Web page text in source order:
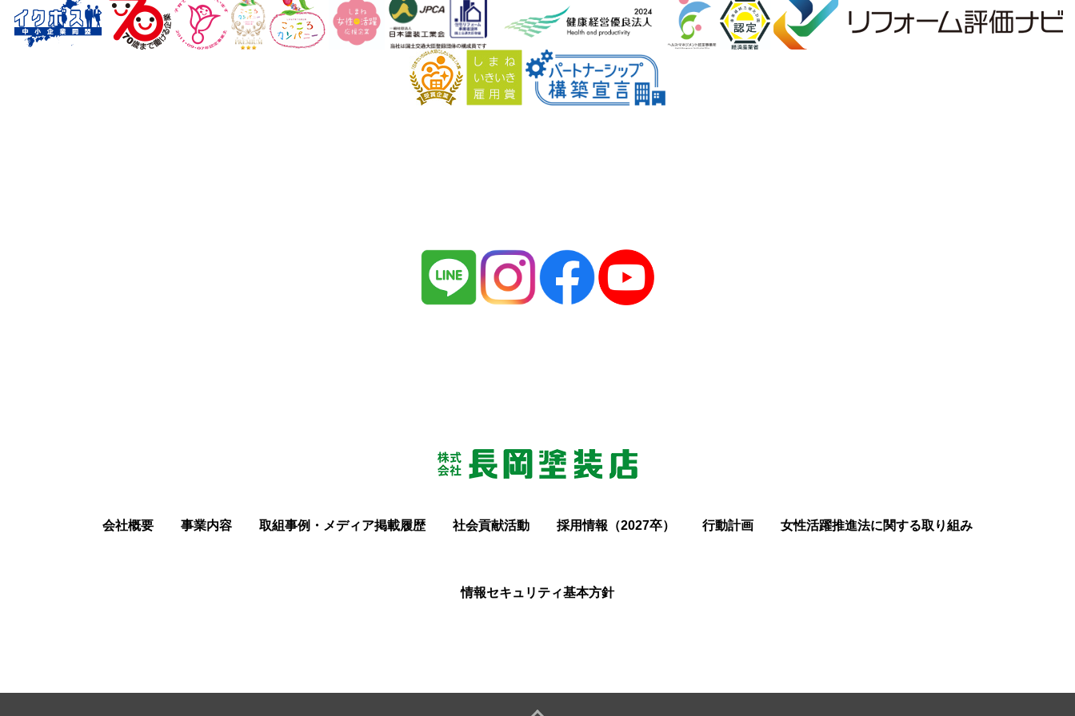
会社概要 事業内容 取組事例・メディア掲載履歴 社会貢献活動 採用情報（2027卒） 行動計画 女性活躍推進法に関する取り組み
情報セキュリティ基本方針